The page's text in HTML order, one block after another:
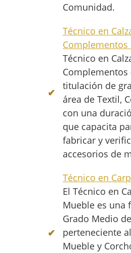
Comunidad.
Técnico en
Complementos
Técnico en
Complementos
titulación de
área de Textil,
con una
que capacita
fabricar y
accesorios de
Técnico en
El Técnico en
Mueble es una
Grado Medio
perteneciente
Mueble y